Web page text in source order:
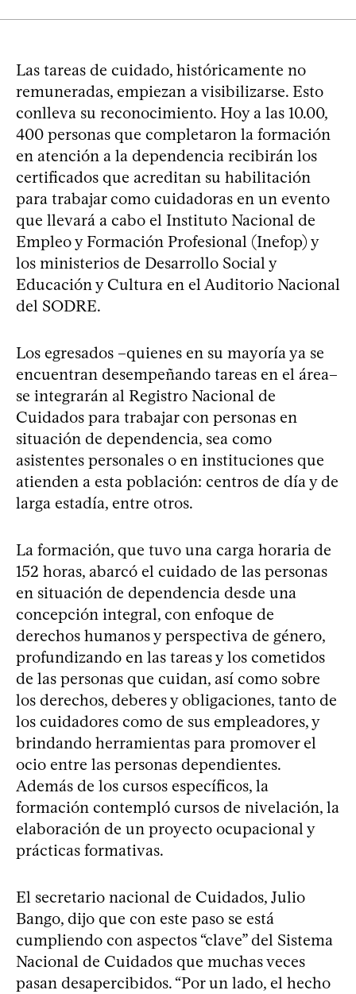
Las tareas de cuidado, históricamente no
remuneradas, empiezan a visibilizarse. Esto
conlleva su reconocimiento. Hoy a las 10.00,
400 personas que completaron la formación
en atención a la dependencia recibirán los
certificados que acreditan su habilitación
para trabajar como cuidadoras en un evento
que llevará a cabo el Instituto Nacional de
Empleo y Formación Profesional (Inefop) y
los ministerios de Desarrollo Social y
Educación y Cultura en el Auditorio Nacional
del SODRE.
Los egresados –quienes en su mayoría ya se
encuentran desempeñando tareas en el área–
se integrarán al Registro Nacional de
Cuidados para trabajar con personas en
situación de dependencia, sea como
asistentes personales o en instituciones que
atienden a esta población: centros de día y de
larga estadía, entre otros.
La formación, que tuvo una carga horaria de
152 horas, abarcó el cuidado de las personas
en situación de dependencia desde una
concepción integral, con enfoque de
derechos humanos y perspectiva de género,
profundizando en las tareas y los cometidos
de las personas que cuidan, así como sobre
los derechos, deberes y obligaciones, tanto de
los cuidadores como de sus empleadores, y
brindando herramientas para promover el
ocio entre las personas dependientes.
Además de los cursos específicos, la
formación contempló cursos de nivelación, la
elaboración de un proyecto ocupacional y
prácticas formativas.
El secretario nacional de Cuidados, Julio
Bango, dijo que con este paso se está
cumpliendo con aspectos “clave” del Sistema
Nacional de Cuidados que muchas veces
pasan desapercibidos. “Por un lado, el hecho